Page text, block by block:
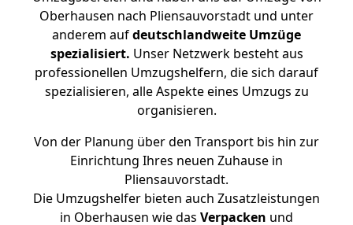
Oberhausen nach Pliensauvorstadt und unter
anderem aufdeutschlandweite Umzüge
spezialisiert. Unser Netzwerk besteht aus
professionellen Umzugshelfern, die sich darauf
spezialisieren, alle Aspekte eines Umzugs zu
organisieren.
Von der Planung über den Transport bis hin zur
Einrichtung Ihres neuen Zuhause in
Pliensauvorstadt.
Die Umzugshelfer bieten auch Zusatzleistungen
in Oberhausen wie das Verpacken und